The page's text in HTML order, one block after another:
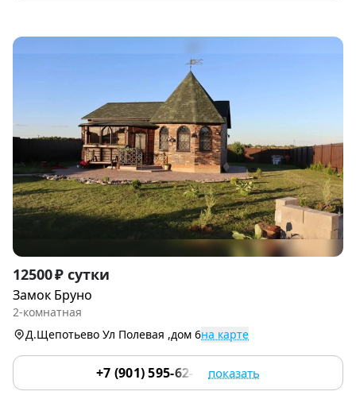
Item
1
of
12500 ₽ сутки
Замок Бруно
2-комнатная
Д.Щепотьево Ул Полевая ,дом 6на карте
+7 (901) 595-62-35 показать